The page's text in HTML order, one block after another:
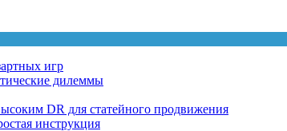
игр
дилеммы
DR для статейного продвижения
инструкция